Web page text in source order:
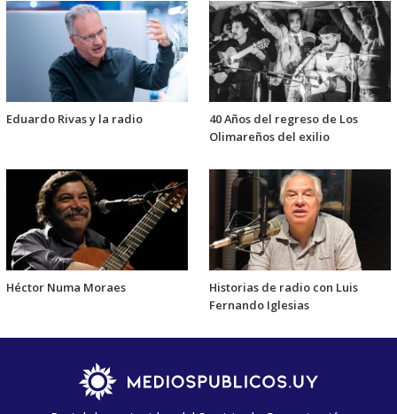
Eduardo Rivas y la radio
40 Años del regreso de Los
Olimareños del exilio
Héctor Numa Moraes
Historias de radio con Luis
Fernando Iglesias